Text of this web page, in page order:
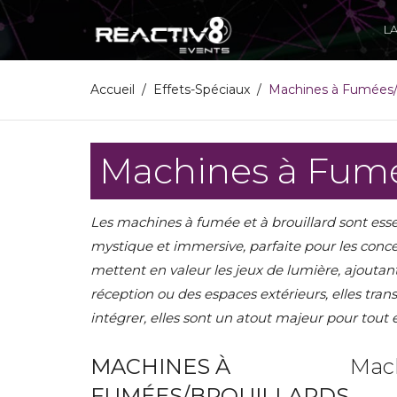
Accueil Effets-Spéciaux Machines à
Machines à
Les machines à fumée et à brouillard sont
mystique et immersive, parfaite pour les
mettent en valeur les jeux de lumière,
réception ou des espaces extérieurs, elles
intégrer, elles sont un atout majeur pour tout
MACHINES À